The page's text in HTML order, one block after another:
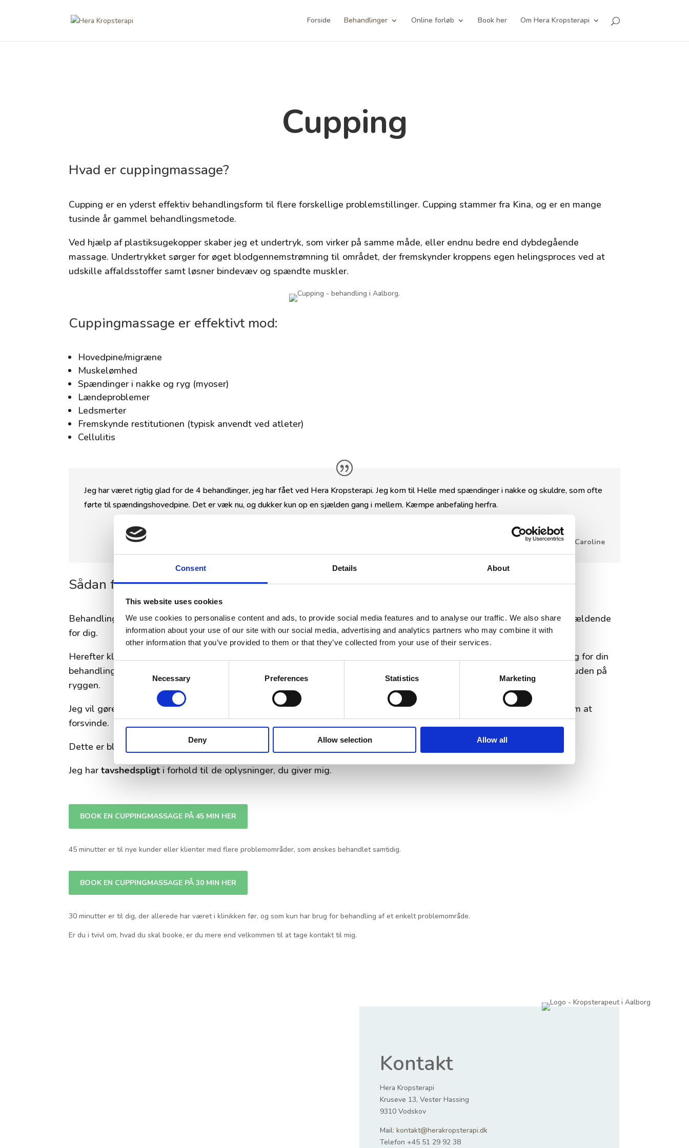
Consent Details About
This website uses cookies
We use cookies to personalise content and ads, to provide social media features and to analyse our traffic. We also share
information about your use of our site with our social media, advertising and analytics partners who may combine it with
other information that you’ve provided to them or that they’ve collected from your use of their services.
Selection
Necessary Preferences Statistics Marketing
Deny Allow selection Allow all
Forside Behandlinger Online forløb Book her Om Hera Kropsterapi
Cupping
Hvad er cuppingmassage?
Cupping er en yderst effektiv behandlingsform til flere forskellige problemstillinger. Cupping stammer fra Kina, og er en mange
tusinde år gammel behandlingsmetode.
Ved hjælp af plastiksugekopper skaber jeg et undertryk, som virker på samme måde, eller endnu bedre end dybdegående
massage. Undertrykket sørger for øget blodgennemstrømning til området, der fremskynder kroppens egen helingsproces ved at
udskille affaldsstoffer samt løsner bindevæv og spændte muskler.
Cuppingmassage er effektivt mod:
Hovedpine/migræne
Muskelømhed
Spændinger i nakke og ryg (myoser)
Lændeproblemer
Ledsmerter
Fremskynde restitutionen (typisk anvendt ved atleter)
Cellulitis
Jeg har været rigtig glad for de 4 behandlinger, jeg har fået ved Hera Kropsterapi. Jeg kom til Helle med spændinger i nakke og skuldre, som ofte
førte til spændingshovedpine. Det er væk nu, og dukker kun op en sjælden gang i mellem. Kæmpe anbefaling herfra.
Anmeldelse fra Caroline
Sådan foregår en cuppingbehandling:
Behandlingen varer cirka en halv time (for én problematik). Vi tager først en snak om, hvilke problematikker der gør sig gældende
for dig.
Herefter klæder du om og ligger dig på briksen. Cupperne skal sidde på området mellem 5-15 min. Hvis det giver mening for din
behandling, får du massageolie på og modtager flydende cupping, som er en cup, der masseres hen over for eksempel huden på
ryggen.
Jeg vil gøre opmærksom på, at du med cupping kan få nogle røde/blå mærker fra sugekopperne, der kan tage 1-2 uger om at
forsvinde.
Dette er blot et tegn på, at kroppen er i gang med at hele sig selv – og det er ikke farligt.
Jeg har tavshedspligt i forhold til de oplysninger, du giver mig.
BOOK EN CUPPINGMASSAGE PÅ 45 MIN HER
45 minutter er til nye kunder eller klienter med flere problemområder, som ønskes behandlet samtidig.
BOOK EN CUPPINGMASSAGE PÅ 30 MIN HER
30 minutter er til dig, der allerede har været i klinikken før, og som kun har brug for behandling af et enkelt problemområde.
Er du i tvivl om, hvad du skal booke, er du mere end velkommen til at tage kontakt til mig.
Kontakt
Hera Kropsterapi
Kruseve 13, Vester Hassing
9310 Vodskov
Mail: kontakt@herakropsterapi.dk
Telefon +45 51 29 92 38